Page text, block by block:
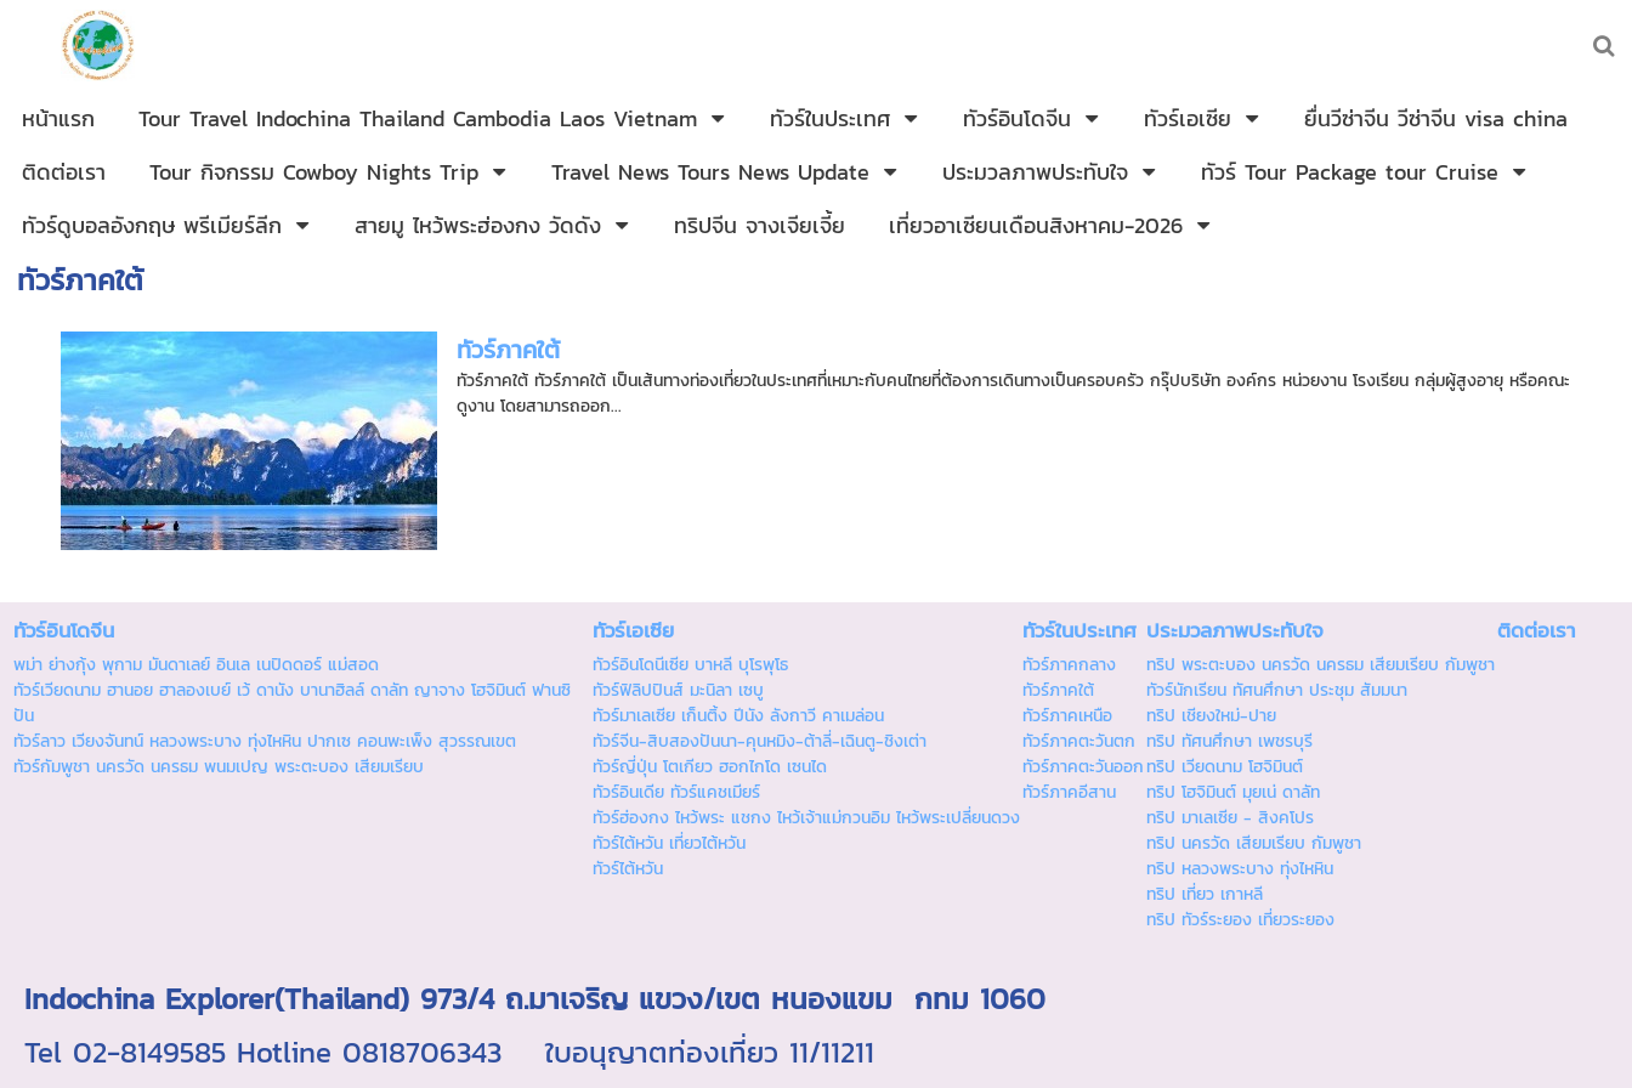
หน้าแรก Tour Travel Indochina Thailand Cambodia Laos Vietnam ทัวร์ในประเทศ ทัวร์อินโดจีน ทัวร์เอเซีย
ยื่นวีซ่าจีน วีซ่าจีน visa china
ติดต่อเรา
Tour กิจกรรม Cowboy Nights Trip Travel News Tours News Update ประมวลภาพประทับใจ
ทัวร์ Tour Package tour Cruise
ทัวร์ดูบอลอังกฤษ พรีเมียร์ลีก
สายมู ไหว้พระฮ่องกง วัดดัง ทริปจีน จางเจียเจี้ย เที่ยวอาเซียนเดือนสิงหาคม-2026
ทัวร์ภาคใต้
ทัวร์ภาคใต้
ทัวร์ภาคใต้ ทัวร์ภาคใต้ เป็นเส้นทางท่องเที่ยวในประเทศที่เหมาะกับคนไทยที่ต้องการเดินทางเป็นครอบครัว กรุ๊ปบริษัท องค์กร หน่วยงาน โรงเรียน กลุ่มผู้สูงอายุ หรือคณะ
ดูงาน โดยสามารถออก...
ทัวร์อินโดจีน
พม่า ย่างกุ้ง พุกาม มันดาเลย์ อินเล เนปิดดอร์ แม่สอด
ทัวร์เวียดนาม ฮานอย ฮาลองเบย์ เว้ ดานัง บานาฮิลล์ ดาลัท ญาจาง โฮจิมินต์ ฟานซิ
ปัน
ทัวร์ลาว เวียงจันทน์ หลวงพระบาง ทุ่งไหหิน ปากเซ คอนพะเพ็ง สุวรรณเขต
ทัวร์กัมพูชา นครวัด นครธม พนมเปญ พระตะบอง เสียมเรียบ
ทัวร์เอเซีย
ทัวร์อินโดนีเซีย บาหลี บุโรพุโธ
ทัวร์ฟิลิปปินส์ มะนิลา เซบู
ทัวร์มาเลเซีย เก็นติ้ง ปีนัง ลังกาวี คาเมล่อน
ทัวร์จีน-สิบสองปันนา-คุนหมิง-ต้าลี่-เฉินตู-ชิงเต่า
ทัวร์ญี่ปุ่น โตเกียว ฮอกไกโด เซนได
ทัวร์อินเดีย ทัวร์แคชเมียร์
ทัวร์ฮ่องกง ไหว้พระ แชกง ไหว้เจ้าแม่กวนอิม ไหว้พระเปลี่ยนดวง
ทัวร์ไต้หวัน เที่ยวไต้หวัน
ทัวร์ไต้หวัน
ทัวร์ในประเทศ
ทัวร์ภาคกลาง
ทัวร์ภาคใต้
ทัวร์ภาคเหนือ
ทัวร์ภาคตะวันตก
ทัวร์ภาคตะวันออก
ทัวร์ภาคอีสาน
ประมวลภาพประทับใจ
ทริป พระตะบอง นครวัด นครธม เสียมเรียบ กัมพูชา
ทัวร์นักเรียน ทัศนศึกษา ประชุม สัมมนา
ทริป เชียงใหม่-ปาย
ทริป ทัศนศึกษา เพชรบุรี
ทริป เวียดนาม โฮจิมินต์
ทริป โฮจิมินต์ มุยเน่ ดาลัท
ทริป มาเลเซีย - สิงคโปร
ทริป นครวัด เสียมเรียบ กัมพูชา
ทริป หลวงพระบาง ทุ่งไหหิน
ทริป เที่ยว เกาหลี
ทริป ทัวร์ระยอง เที่ยวระยอง
ติดต่อเรา
Indochina Explorer(Thailand) 973/4 ถ.มาเจริญ แขวง/เขต หนองแขม กทม 1060
Tel 02-8149585 Hotline 0818706343 ใบอนุญาตท่องเที่ยว 11/11211